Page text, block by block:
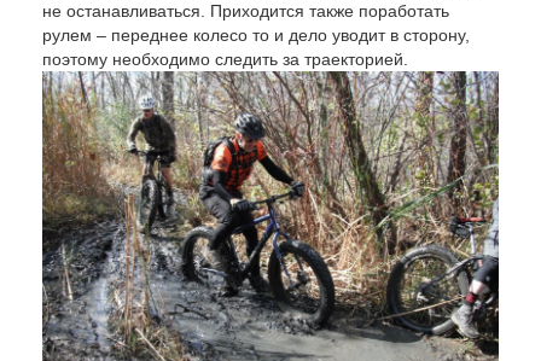
не останавливаться. Приходится также поработать
рулем – переднее колесо то и дело уводит в сторону,
поэтому необходимо следить за траекторией.